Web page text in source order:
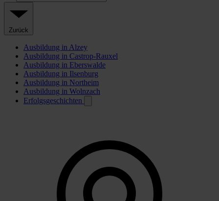
Zurück
Ausbildung in Alzey
Ausbildung in Castrop-Rauxel
Ausbildung in Eberswalde
Ausbildung in Ilsenburg
Ausbildung in Northeim
Ausbildung in Wolnzach
Erfolgsgeschichten